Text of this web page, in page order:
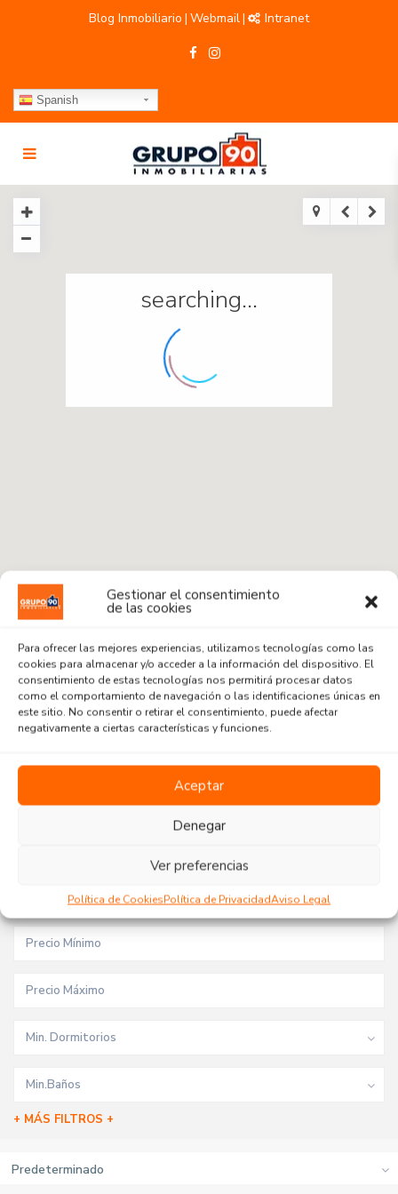
Gestionar el consentimiento
de las cookies
Para ofrecer las mejores experiencias, utilizamos tecnologías como las
cookies para almacenar y/o acceder a la información del dispositivo. El
consentimiento de estas tecnologías nos permitirá procesar datos
como el comportamiento de navegación o las identificaciones únicas en
este sitio. No consentir o retirar el consentimiento, puede afectar
negativamente a ciertas características y funciones.
Aceptar
Denegar
Ver preferencias
Política de CookiesPolítica de PrivacidadAviso Legal
Blog Inmobiliario | Webmail| Intranet
Spanish
searching...
Radius:1 km
Tipo de inmueble
Todas las zonas
Min. Dormitorios
Min.Baños
+ MÁS FILTROS +
Predeterminado